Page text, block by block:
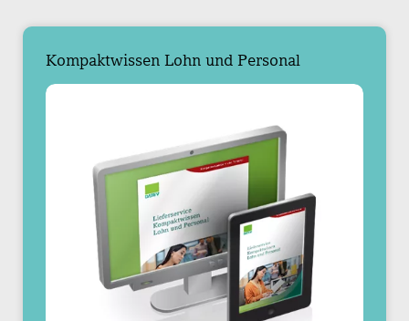
Kompaktwissen Lohn und Personal